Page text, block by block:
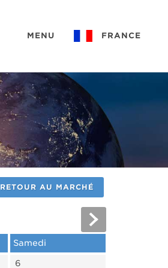
MENU FRANCE
RETOUR AU MARCHÉ
Samedi
6